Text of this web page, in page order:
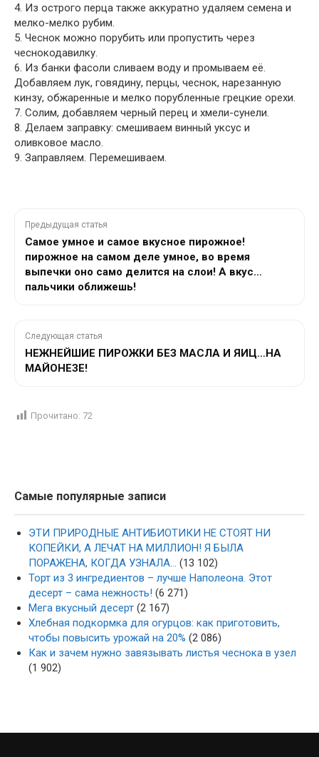
4. Из острого перца также аккуратно удаляем семена и
мелко-мелко рубим.
5. Чеснок можно порубить или пропустить через
чеснокодавилку.
6. Из банки фасоли сливаем воду и промываем её.
Добавляем лук, говядину, перцы, чеснок, нарезанную
кинзу, обжаренные и мелко порубленные грецкие орехи.
7. Солим, добавляем черный перец и хмели-сунели.
8. Делаем заправку: смешиваем винный уксус и
оливковое масло.
9. Заправляем. Перемешиваем.
Предыдущая статья
Самое умное и самое вкусное пирожное!
пирожное на самом деле умное, во время
выпечки оно само делится на слои! А вкус…
пальчики оближешь!
Следующая статья
НЕЖНЕЙШИЕ ПИРОЖКИ БЕЗ МАСЛА И ЯИЦ…НА
МАЙОНЕЗЕ!
Прочитано: 72
Самые популярные записи
ЭТИ ПРИРОДНЫЕ АНТИБИОТИКИ НЕ СТОЯТ НИ
КОПЕЙКИ, А ЛЕЧАТ НА МИЛЛИОН! Я БЫЛА
ПОРАЖЕНА, КОГДА УЗНАЛА… (13 102)
Торт из 3 ингредиентов – лучше Наполеона. Этот
десерт – сама нежность! (6 271)
Мега вкусный десерт (2 167)
Хлебная подкормка для огурцов: как приготовить,
чтобы повысить урожай на 20% (2 086)
Как и зачем нужно завязывать листья чеснока в узел
(1 902)